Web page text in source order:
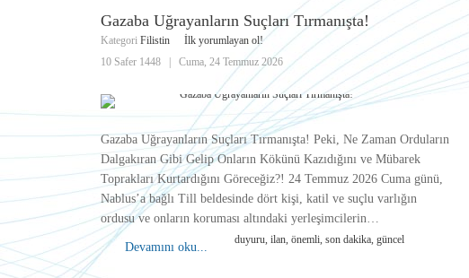
Gazaba Uğrayanların Suçları Tırmanışta!
Kategori Filistin
İlk yorumlayan ol!
10 Safer 1448
Cuma, 24 Temmuz 2026
Gazaba Uğrayanların Suçları Tırmanışta! Peki, Ne Zaman Orduların
Dalgakıran Gibi Gelip Onların Kökünü Kazıdığını ve Mübarek
Toprakları Kurtardığını Göreceğiz?! 24 Temmuz 2026 Cuma günü,
Nablus’a bağlı Till beldesinde dört kişi, katil ve suçlu varlığın
ordusu ve onların koruması altındaki yerleşimcilerin…
Devamını oku...
duyuru, ilan, önemli, son dakika, güncel